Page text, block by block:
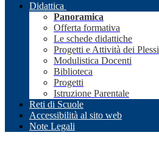
Didattica
Panoramica
Offerta formativa
Le schede didattiche
Progetti e Attività dei Plessi
Modulistica Docenti
Biblioteca
Progetti
Istruzione Parentale
Reti di Scuole
Accessibilità al sito web
Note Legali